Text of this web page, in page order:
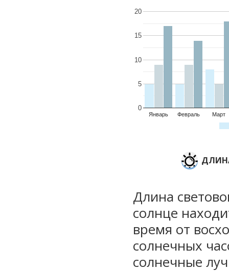
Январь Февраль Март
0
5
10
15
20
Длина
солнце
время от
солнечных
солнечные